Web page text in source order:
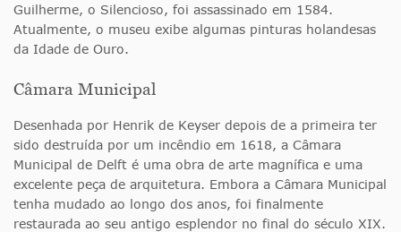
Guilherme, o Silencioso, foi assassinado em 1584.
Atualmente, o museu exibe algumas pinturas holandesas
da Idade de Ouro.
Câmara Municipal
Desenhada por Henrik de Keyser depois de a primeira ter
sido destruída por um incêndio em 1618, a Câmara
Municipal de Delft é uma obra de arte magnífica e uma
excelente peça de arquitetura. Embora a Câmara Municipal
tenha mudado ao longo dos anos, foi finalmente
restaurada ao seu antigo esplendor no final do século XIX.